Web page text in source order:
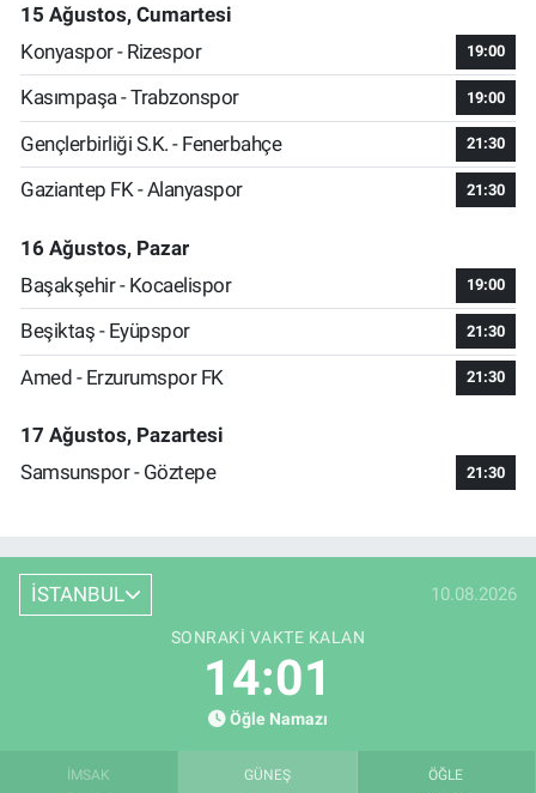
15 Ağustos, Cumartesi
Konyaspor - Rizespor
19:00
Kasımpaşa - Trabzonspor 19:00
Gençlerbirliği S.K. - Fenerbahçe 21:30
Gaziantep FK - Alanyaspor 21:30
16 Ağustos, Pazar
Başakşehir - Kocaelispor
19:00
Beşiktaş - Eyüpspor 21:30
Amed - Erzurumspor FK 21:30
17 Ağustos, Pazartesi
Samsunspor - Göztepe
21:30
İSTANBUL 10.08.2026
SONRAKI VAKTE KALAN
14:00
Öğle Namazı
İMSAK GÜNEŞ ÖĞLE